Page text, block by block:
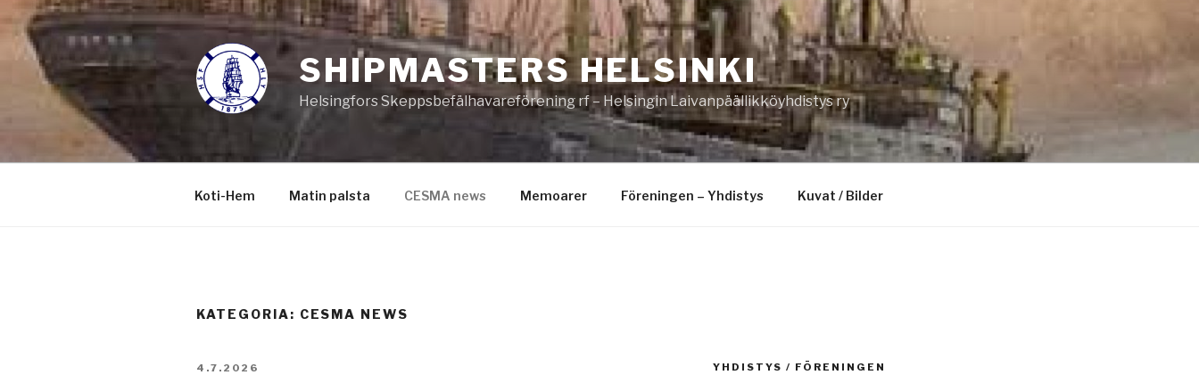
Siirry
sisältöön
SHIPMASTERS HELSINKI
Helsingfors Skeppsbefälhavareförening rf – Helsingin Laivanpäällikköyhdistys ry
Koti-Hem Matin palsta CESMA news Memoarer Föreningen – Yhdistys Kuvat / Bilder
KATEGORIA: CESMA NEWS
JULKAISTU
4.7.2026 YHDISTYS / FÖRENINGEN